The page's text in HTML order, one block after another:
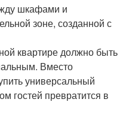
шкафами и
зоне, созданной с
квартире должно быть
Вместо
универсальный
гостей превратится в